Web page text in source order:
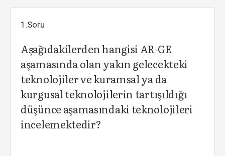
1.Soru
Aşağıdakilerden hangisi AR-GE
aşamasında olan yakın gelecekteki
teknolojiler ve kuramsal ya da
kurgusal teknolojilerin tartışıldığı
düşünce aşamasındaki teknolojileri
incelemektedir?